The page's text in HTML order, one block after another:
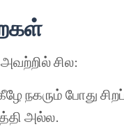
சில:
நகரும் போது
அல்ல.